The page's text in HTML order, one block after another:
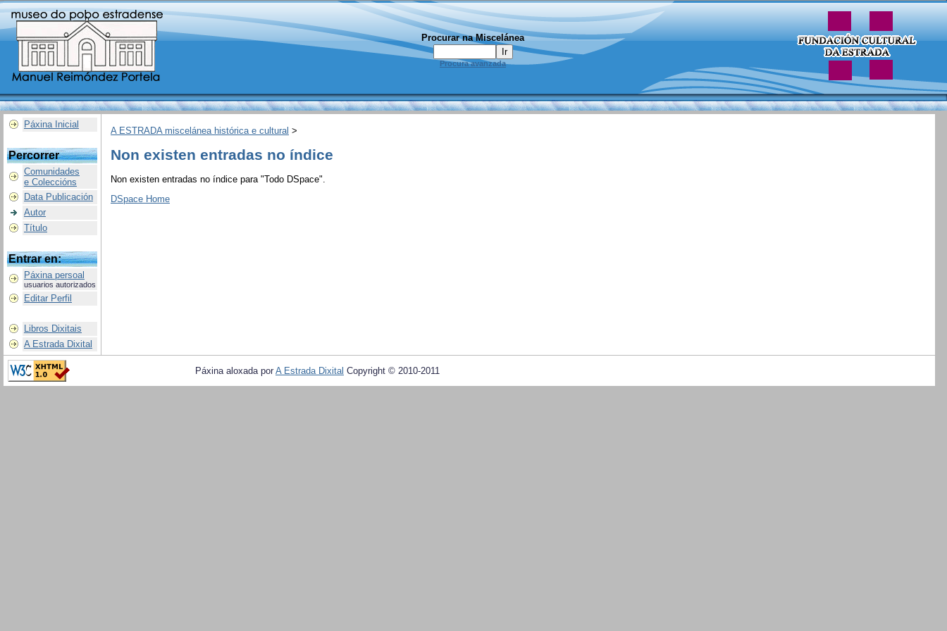
Procurar na Miscelánea
Procura avanzada
Páxina Inicial
Percorrer
Comunidades
e Coleccións
Data Publicación
Autor
Título
Entrar en:
Páxina persoal
usuarios autorizados
Editar Perfil
Libros Dixitais
A Estrada Dixital
A ESTRADA miscelánea histórica e cultural >
Non existen entradas no índice
Non existen entradas no índice para "Todo DSpace".
DSpace Home
Páxina aloxada por A Estrada Dixital Copyright © 2010-2011